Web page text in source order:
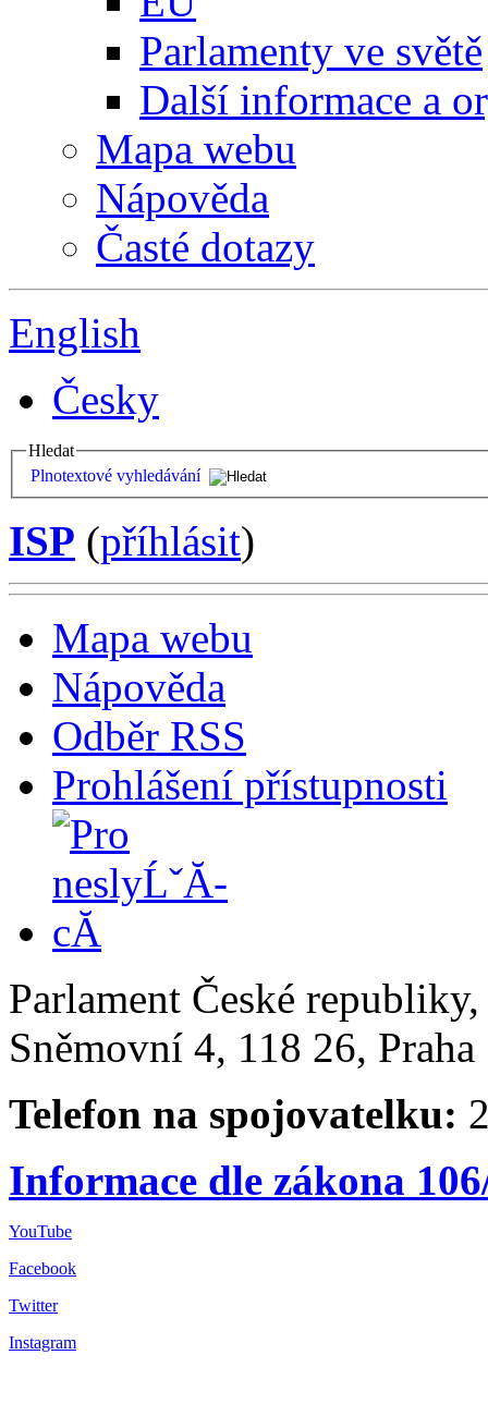
Parlamenty ve světě
Další informace a
Mapa webu
Nápověda
Časté dotazy
English
Česky
Hledat
Plnotextové vyhledávání
ISP (příhlásit)
Mapa webu
Nápověda
Odběr RSS
Prohlášení přístupnosti
Parlament České
Sněmovní 4, 118 26,
Telefon na spojovatelku:
Informace dle zákona
YouTube
Facebook
Twitter
Instagram